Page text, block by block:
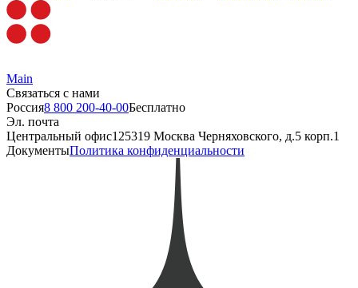
Main
Связаться с нами
Россия8 800 200-40-00Бесплатно
Эл. почта
Центральный офис125319 Москва Черняховского, д.5 корп.1
ДокументыПолитика конфиденциальности